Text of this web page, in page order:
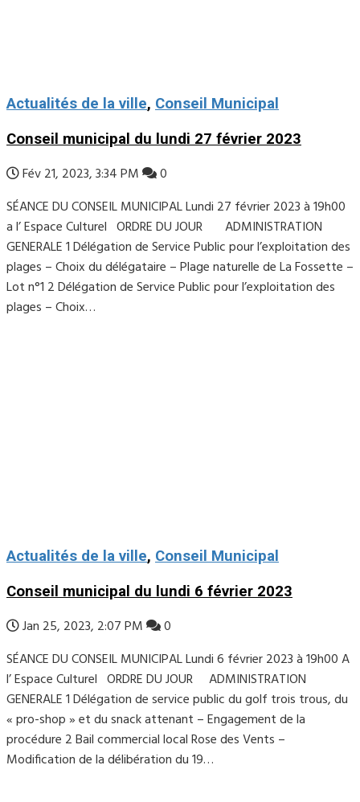
Actualités de la ville, Conseil Municipal
Conseil municipal du lundi 27 février 2023
Fév 21, 2023, 3:34 PM
0
SÉANCE DU CONSEIL MUNICIPAL Lundi 27 février 2023 à 19h00
a l’ Espace Culturel ORDRE DU JOUR ADMINISTRATION
GENERALE 1 Délégation de Service Public pour l’exploitation des
plages – Choix du délégataire – Plage naturelle de La Fossette –
Lot n°1 2 Délégation de Service Public pour l’exploitation des
plages – Choix…
Actualités de la ville, Conseil Municipal
Conseil municipal du lundi 6 février 2023
Jan 25, 2023, 2:07 PM
0
SÉANCE DU CONSEIL MUNICIPAL Lundi 6 février 2023 à 19h00 A
l’ Espace Culturel ORDRE DU JOUR ADMINISTRATION
GENERALE 1 Délégation de service public du golf trois trous, du
« pro-shop » et du snack attenant – Engagement de la
procédure 2 Bail commercial local Rose des Vents –
Modification de la délibération du 19…